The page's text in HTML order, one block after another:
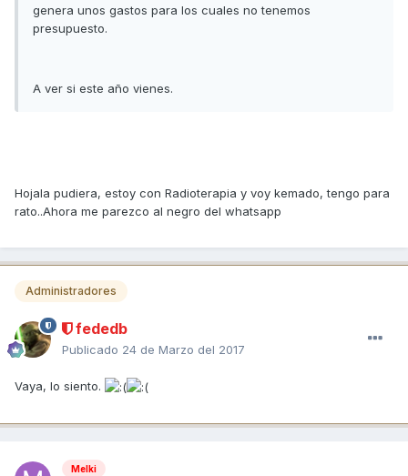
genera unos gastos para los cuales no tenemos
presupuesto.
A ver si este año vienes.
Hojala pudiera, estoy con Radioterapia y voy kemado, tengo para
rato..Ahora me parezco al negro del whatsapp
Administradores
fededb
Publicado 24 de Marzo del 2017
Vaya, lo siento.
Melki